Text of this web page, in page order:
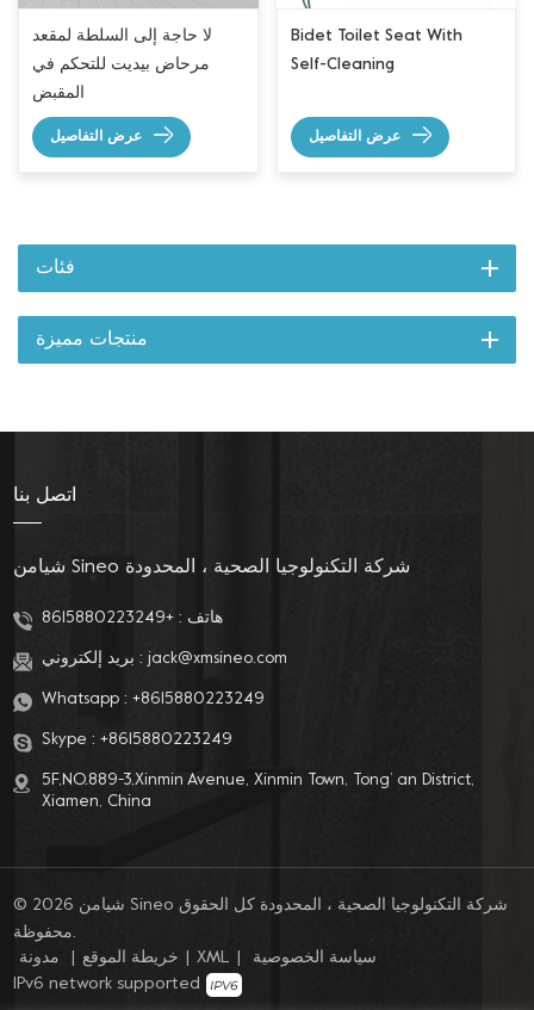
لا حاجة إلى السلطة لمقعد
مرحاض بيديت للتحكم في
المقبض
عرض التفاصيل
Bidet Toilet Seat With
Self-Cleaning
عرض التفاصيل
فئات
منتجات مميزة
اتصل بنا
شيامن Sineo شركة التكنولوجيا الصحية ، المحدودة
هاتف :+8615880223249
بريد إلكتروني : jack@xmsineo.com
Whatsapp : +8615880223249
Skype : +8615880223249
5F,NO.889-3,Xinmin Avenue, Xinmin Town, Tong’ an District,
Xiamen, China
© 2026 شيامن Sineo شركة التكنولوجيا الصحية ، المحدودة كل الحقوق
محفوظة.
مدونة
خريطة الموقع XML
سياسة الخصوصية
IPv6 network supported